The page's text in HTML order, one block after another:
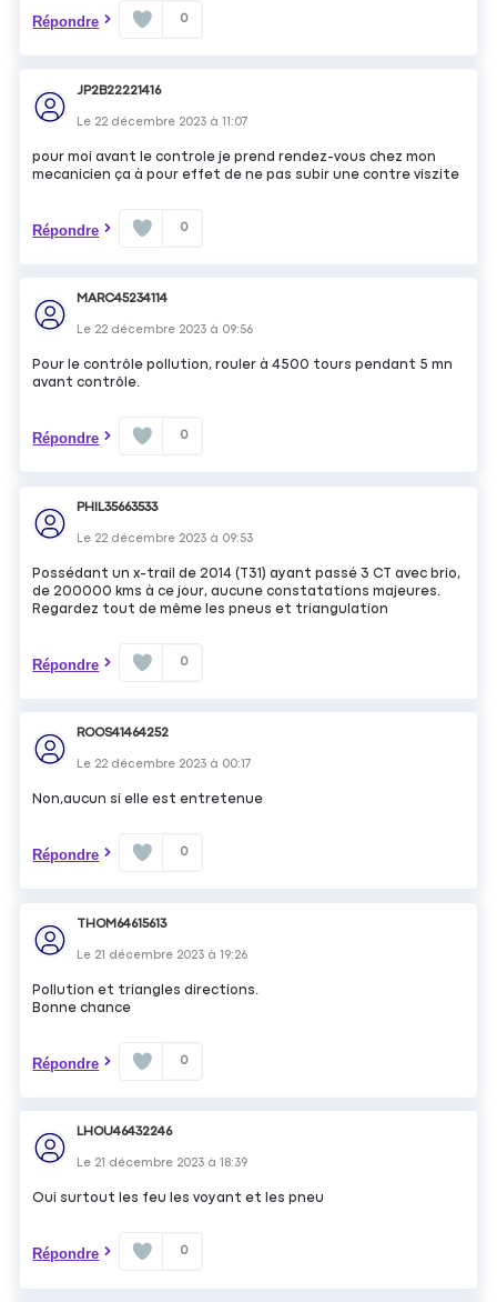
Répondre 0
JP2B22221416
Le 22 décembre 2023 à11:07
pour moi avant le controle je prend rendez-vous chez mon
mecanicien ça à pour effet de ne pas subir une contre viszite
Répondre 0
MARC45234114
Le 22 décembre 2023 à 09:56
Pour le contrôle pollution, rouler à 4500 tours pendant 5 mn
avant contrôle.
Répondre 0
PHIL35663533
Le 22 décembre 2023 à 09:53
Possédant un x-trail de 2014 (T31) ayant passé 3 CT avec brio,
de 200000 kms à ce jour, aucune constatations majeures.
Regardez tout de même les pneus et triangulation
Répondre 0
ROOS41464252
Le 22 décembre 2023 à 00:17
Non,aucun si elle est entretenue
Répondre 0
THOM64615613
Le 21 décembre 2023 à19:26
Pollution et triangles directions.
Bonne chance
Répondre 0
LHOU46432246
Le 21 décembre 2023 à18:39
Oui surtout les feu les voyant et les pneu
Répondre 0